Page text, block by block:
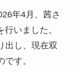
年4月、茜さ
いました。
出し、現在双
す。